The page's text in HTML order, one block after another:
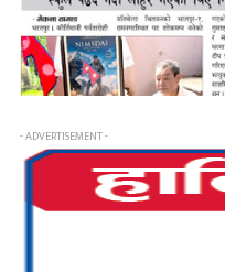
- ADVERTISEMENT -